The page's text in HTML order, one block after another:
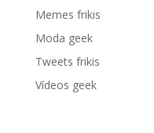
Memes frikis
Moda geek
Tweets frikis
Vídeos geek